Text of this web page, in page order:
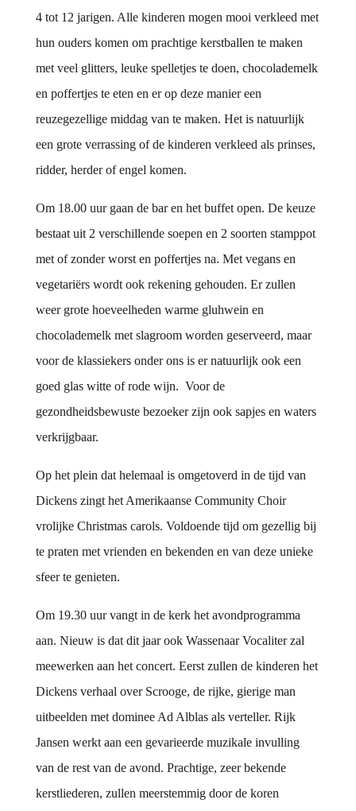
4 tot 12 jarigen. Alle kinderen mogen mooi verkleed met
hun ouders komen om prachtige kerstballen te maken
met veel glitters, leuke spelletjes te doen, chocolademelk
en poffertjes te eten en er op deze manier een
reuzegezellige middag van te maken. Het is natuurlijk
een grote verrassing of de kinderen verkleed als prinses,
ridder, herder of engel komen.
Om 18.00 uur gaan de bar en het buffet open. De keuze
bestaat uit 2 verschillende soepen en 2 soorten stamppot
met of zonder worst en poffertjes na. Met vegans en
vegetariërs wordt ook rekening gehouden. Er zullen
weer grote hoeveelheden warme gluhwein en
chocolademelk met slagroom worden geserveerd, maar
voor de klassiekers onder ons is er natuurlijk ook een
goed glas witte of rode wijn. Voor de
gezondheidsbewuste bezoeker zijn ook sapjes en waters
verkrijgbaar.
Op het plein dat helemaal is omgetoverd in de tijd van
Dickens zingt het Amerikaanse Community Choir
vrolijke Christmas carols. Voldoende tijd om gezellig bij
te praten met vrienden en bekenden en van deze unieke
sfeer te genieten.
Om 19.30 uur vangt in de kerk het avondprogramma
aan. Nieuw is dat dit jaar ook Wassenaar Vocaliter zal
meewerken aan het concert. Eerst zullen de kinderen het
Dickens verhaal over Scrooge, de rijke, gierige man
uitbeelden met dominee Ad Alblas als verteller. Rijk
Jansen werkt aan een gevarieerde muzikale invulling
van de rest van de avond. Prachtige, zeer bekende
kerstliederen, zullen meerstemmig door de koren